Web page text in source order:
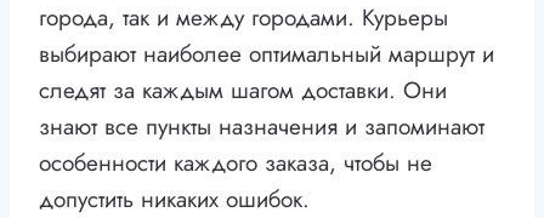
города, так и между городами. Курьеры
выбирают наиболее оптимальный маршрут и
следят за каждым шагом доставки. Они
знают все пункты назначения и запоминают
особенности каждого заказа, чтобы не
допустить никаких ошибок.